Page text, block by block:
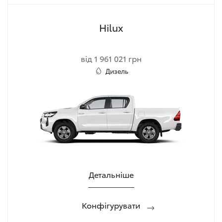
Hilux
від 1 961 021 грн
Дизель
Детальніше
Конфігурувати